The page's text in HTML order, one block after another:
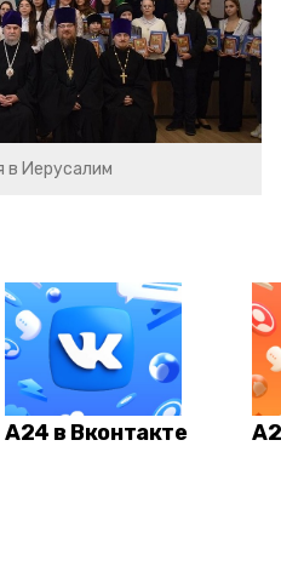
в Иерусалим
А24 в Вконтакте